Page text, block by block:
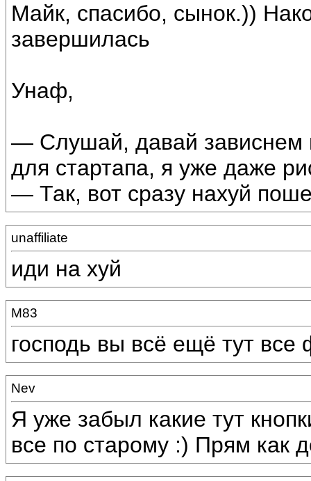
Майк, спасибо, сынок.))
завершилась
Унаф,
— Слушай, давай зависнем
для стартапа, я уже даже
— Так, вот сразу нахуй
unaffiliate
иди на хуй
M83
господь вы всё ещё тут
Nev
Я уже забыл какие тут
все по старому :) Прям как